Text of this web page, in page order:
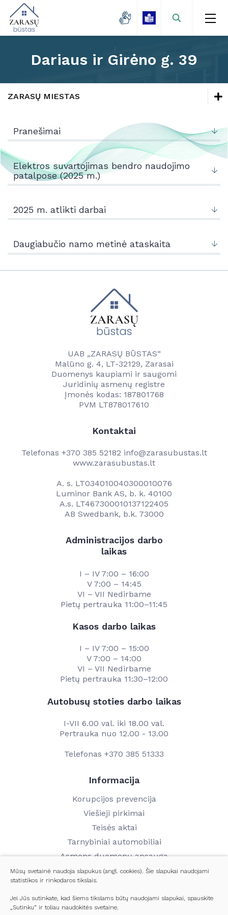
Naujienos
Zarasų miestas
Mokamų paslaugų kainos
Projektai
Kontaktai
Vandentvarkos skyrius
Savitarna
Kainos
Kontaktai
Transporto ir komunalinio ūkio skyrius
Paslaugos
Naudinga informacija
Kontaktai
Darbuotojams
Kontaktai
Dariaus ir Girėno g. 39
ZARASŲ MIESTAS
Kaimo gyvenvietės
Lėšų kaupimas
Kontaktai
Pranešimai
Elektros suvartojimas bendro naudojimo
patalpose (2025 m.)
2025 m. atlikti darbai
Daugiabučio namo metinė ataskaita
UAB „ZARASŲ BŪSTAS“
Malūno g. 4, LT-32129, Zarasai
Duomenys kaupiami ir saugomi
Juridinių asmenų registre
Įmonės kodas: 187801768
PVM LT878017610
Kontaktai
Telefonas +370 385 52182 info@zarasubustas.lt
www.zarasubustas.lt
A. s. LT034010040300010076
Luminor Bank AS, b. k. 40100
A.s. LT467300010137122405
AB Swedbank, b.k. 73000
Administracijos darbo
laikas
I – IV 7:00 – 16:00
V 7:00 – 14:45
VI – VII Nedirbame
Pietų pertrauka 11:00–11:45
Kasos darbo laikas
I – IV 7:00 – 15:00
V 7:00 – 14:00
VI – VII Nedirbame
Pietų pertrauka 11:30–12:00
Autobusų stoties darbo laikas
I-VII 6.00 val. iki 18.00 val.
Pertrauka nuo 12.00 - 13.00
Telefonas +370 385 51333
Informacija
Korupcijos prevencija
Viešieji pirkimai
Teisės aktai
Tarnybiniai automobiliai
Asmens duomenų apsauga
Finansinių ataskaitų rinkiniai
Darbo užmokestis
Kontaktai
Mūsų svetainė naudoja slapukus (angl. cookies). Šie slapukai naudojami
statistikos ir rinkodaros tikslais.
Jei Jūs sutinkate, kad šiems tikslams būtų naudojami slapukai, spauskite
„Sutinku“ ir toliau naudokitės svetaine.